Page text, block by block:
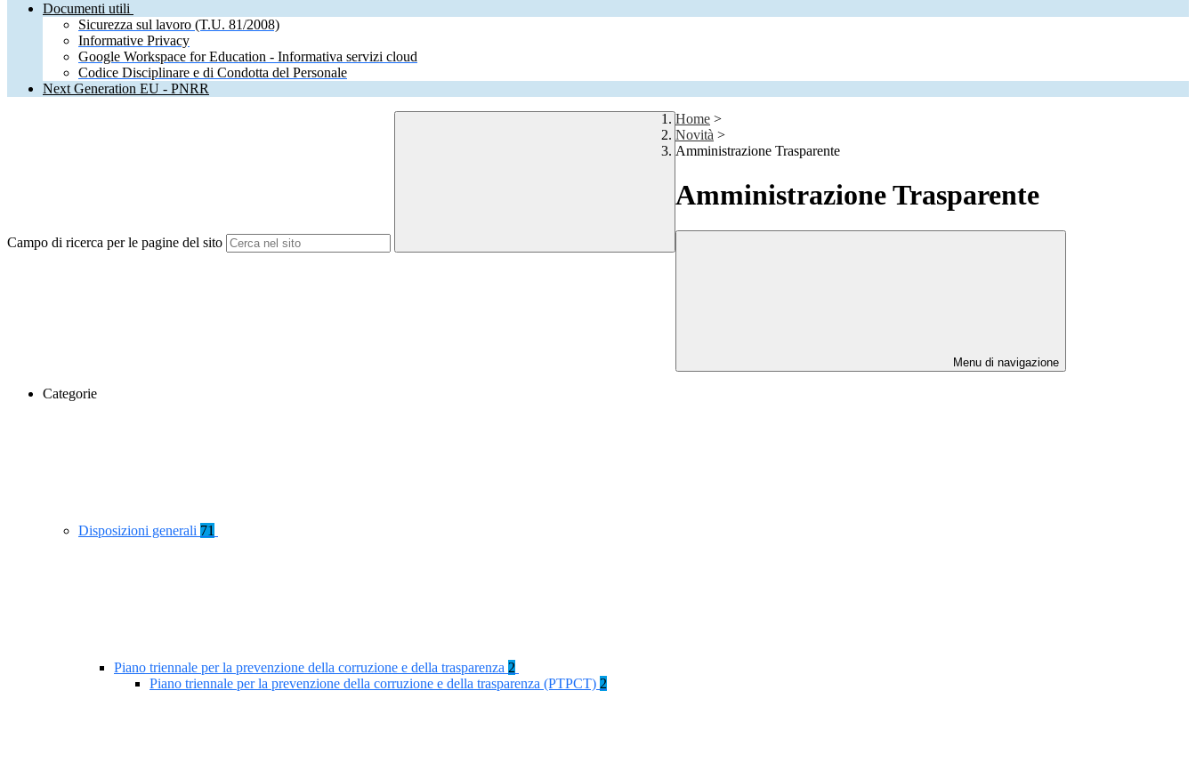
Documenti utili
Sicurezza sul lavoro (T.U. 81/2008)
Informative Privacy
Google Workspace for Education - Informativa servizi cloud
Codice Disciplinare e di Condotta del Personale
Next Generation EU - PNRR
Campo di ricerca per le pagine del sito
Home >
Novità >
Amministrazione Trasparente
Amministrazione Trasparente
Menu di navigazione
Categorie
Disposizioni generali 71
Piano triennale per la prevenzione della corruzione e della trasparenza 2
Piano triennale per la prevenzione della corruzione e della trasparenza (PTPCT) 2